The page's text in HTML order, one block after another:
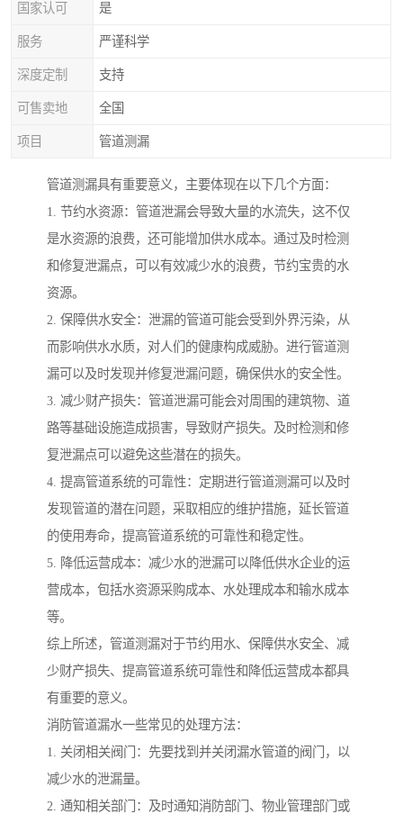
国家认可 是
服务 严谨科学
深度定制 支持
可售卖地 全国
项目 管道测漏
管道测漏具有重要意义，主要体现在以下几个方面：
1. 节约水资源：管道泄漏会导致大量的水流失，这不仅
是水资源的浪费，还可能增加供水成本。通过及时检测
和修复泄漏点，可以有效减少水的浪费，节约宝贵的水
资源。
2. 保障供水安全：泄漏的管道可能会受到外界污染，从
而影响供水水质，对人们的健康构成威胁。进行管道测
漏可以及时发现并修复泄漏问题，确保供水的安全性。
3. 减少财产损失：管道泄漏可能会对周围的建筑物、道
路等基础设施造成损害，导致财产损失。及时检测和修
复泄漏点可以避免这些潜在的损失。
4. 提高管道系统的可靠性：定期进行管道测漏可以及时
发现管道的潜在问题，采取相应的维护措施，延长管道
的使用寿命，提高管道系统的可靠性和稳定性。
5. 降低运营成本：减少水的泄漏可以降低供水企业的运
营成本，包括水资源采购成本、水处理成本和输水成本
等。
综上所述，管道测漏对于节约用水、保障供水安全、减
少财产损失、提高管道系统可靠性和降低运营成本都具
有重要的意义。
消防管道漏水一些常见的处理方法：
1. 关闭相关阀门：先要找到并关闭漏水管道的阀门，以
减少水的泄漏量。
2. 通知相关部门：及时通知消防部门、物业管理部门或